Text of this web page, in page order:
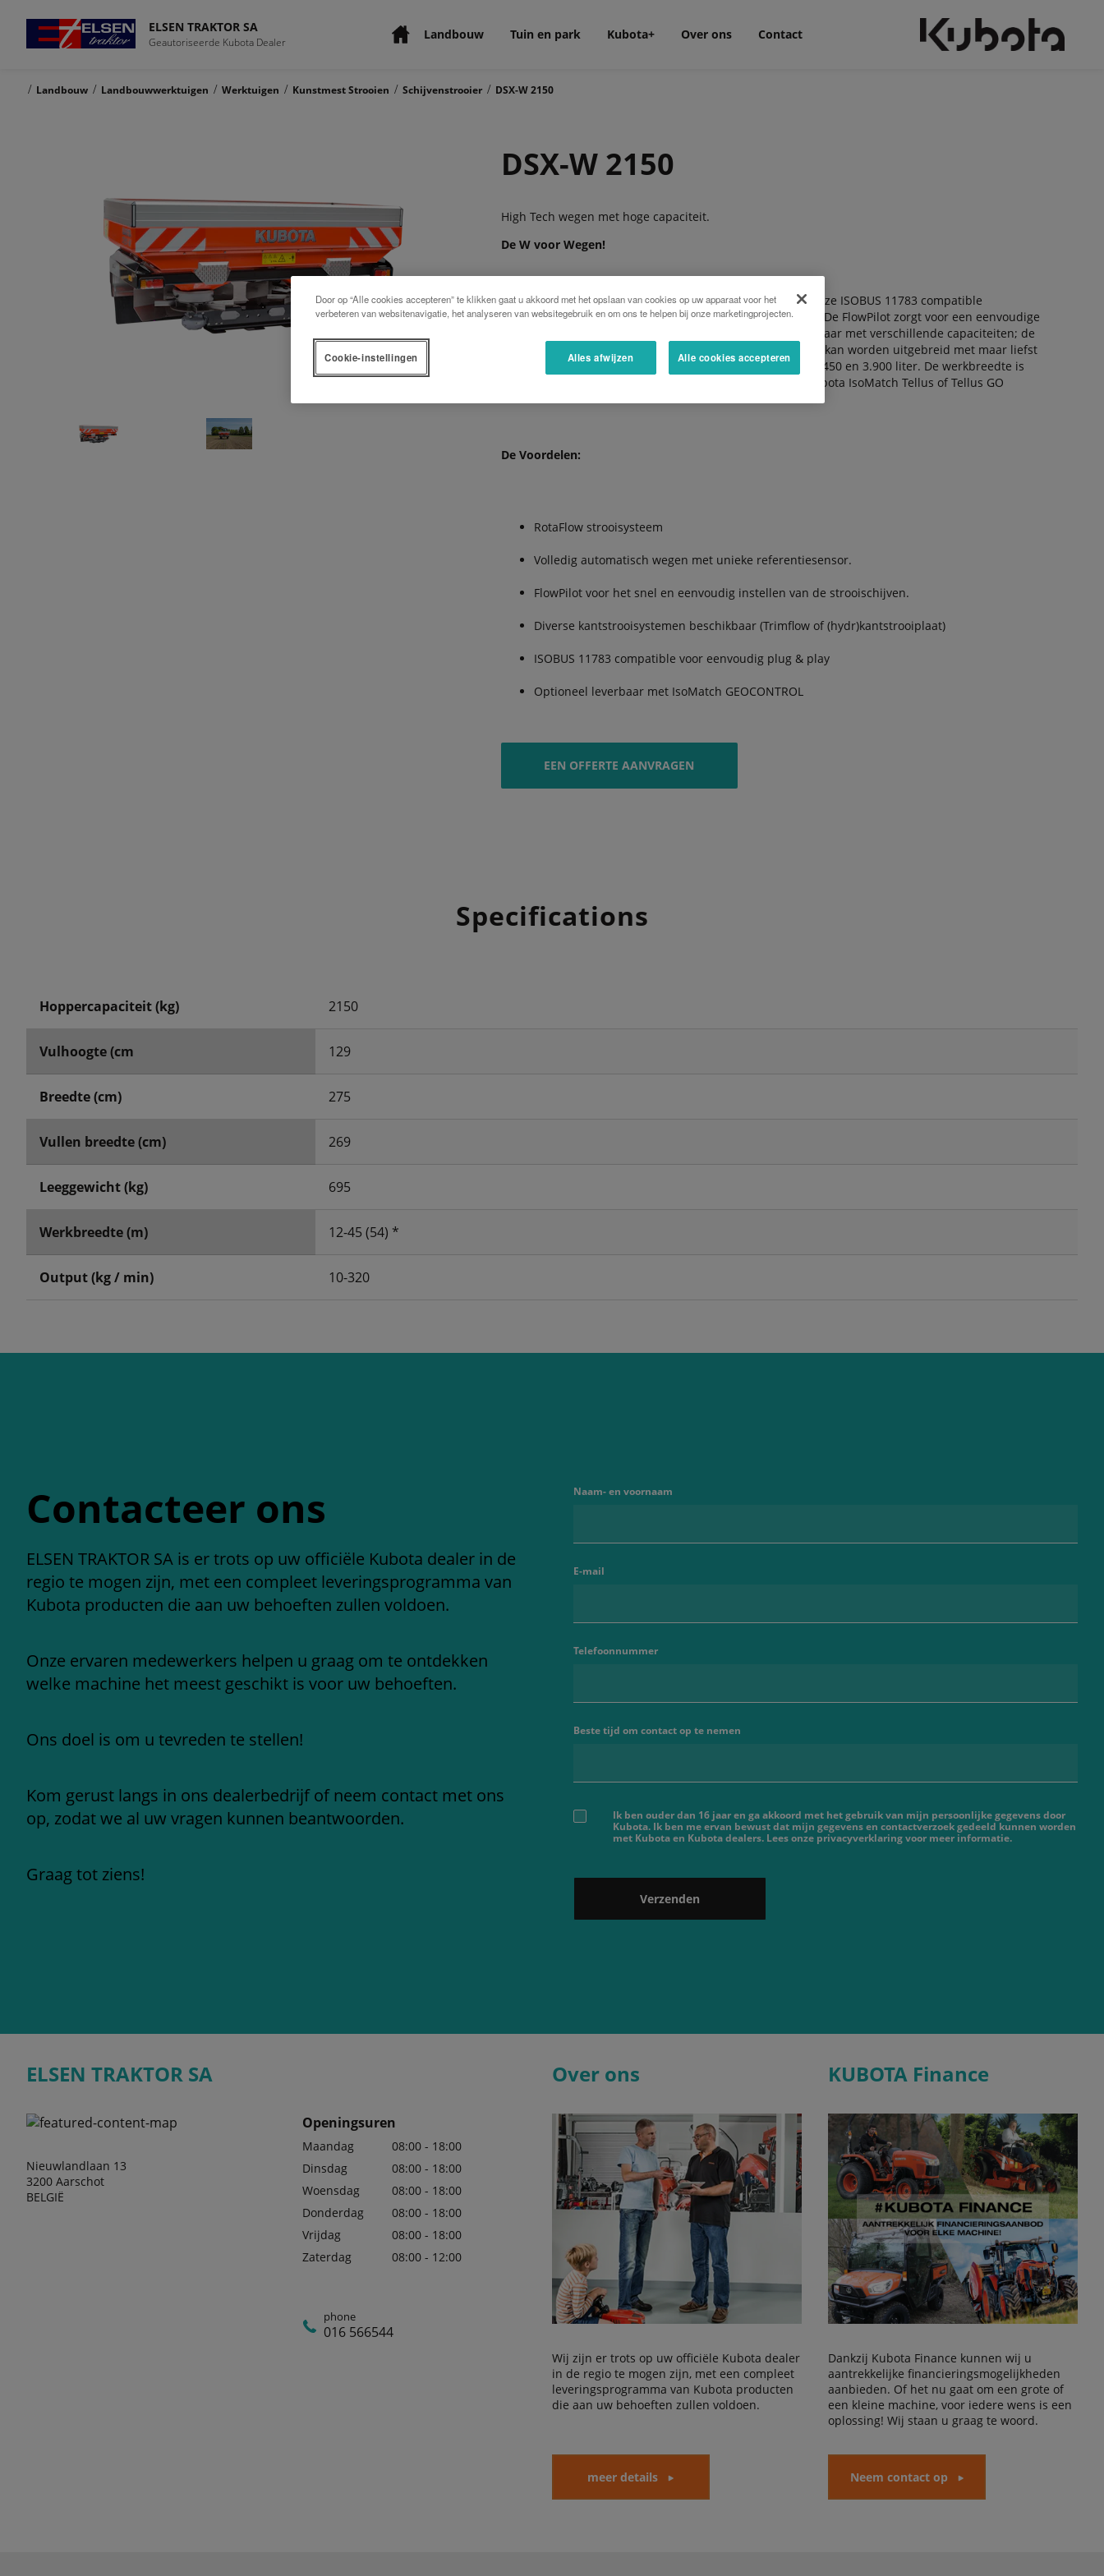
ELSEN TRAKTOR SA
Geautoriseerde Kubota Dealer Landbouw Tuin en park Kubota+ Over ons Contact
/ Landbouw / Landbouwwerktuigen / Werktuigen / Kunstmest Strooien / Schijvenstrooier / DSX-W 2150
DSX-W 2150
High Tech wegen met hoge capaciteit.
De W voor Wegen!
De DSX-W is het topmodel van de schijvenstrooierserie. Deze ISOBUS 11783 compatible
weegstrooier is voorzien van een unieke referentiesensor. De FlowPilot zorgt voor een eenvoudige
en snelle instelling van de strooischijven. De kuip is leverbaar met verschillende capaciteiten; de
basis is 1500 of 1875 liter (afhankelijk van kuipbreedte) en kan worden uitgebreid met maar liefst
3 aluminium opzetranden tot een maximale inhoud van 3.450 en 3.900 liter. De werkbreedte is
van 12 tot 54m. De DSX-W kan worden bediend met de Kubota IsoMatch Tellus of Tellus GO
De Voordelen:
RotaFlow strooisysteem
Volledig automatisch wegen met unieke referentiesensor.
FlowPilot voor het snel en eenvoudig instellen van de strooischijven.
Diverse kantstrooisystemen beschikbaar (Trimflow of (hydr)kantstrooiplaat)
ISOBUS 11783 compatible voor eenvoudig plug & play
Optioneel leverbaar met IsoMatch GEOCONTROL
EEN OFFERTE AANVRAGEN
Specifications
Hoppercapaciteit (kg) 2150
Vulhoogte (cm 129
Breedte (cm) 275
Vullen breedte (cm) 269
Leeggewicht (kg) 695
Werkbreedte (m) 12-45 (54) *
Output (kg / min) 10-320
Contacteer ons
ELSEN TRAKTOR SA is er trots op uw officiële Kubota dealer in de
regio te mogen zijn, met een compleet leveringsprogramma van
Kubota producten die aan uw behoeften zullen voldoen.
Onze ervaren medewerkers helpen u graag om te ontdekken
welke machine het meest geschikt is voor uw behoeften.
Ons doel is om u tevreden te stellen!
Kom gerust langs in ons dealerbedrijf of neem contact met ons
op, zodat we al uw vragen kunnen beantwoorden.
Graag tot ziens!
Naam- en voornaam
E-mail
Telefoonnummer
Beste tijd om contact op te nemen
Ik ben ouder dan 16 jaar en ga akkoord met het gebruik van mijn persoonlijke gegevens door
Kubota. Ik ben me ervan bewust dat mijn gegevens en contactverzoek gedeeld kunnen worden
met Kubota en Kubota dealers. Lees onze privacyverklaring voor meer informatie.
Verzenden
ELSEN TRAKTOR SA
Nieuwlandlaan 13
3200 Aarschot
BELGIË
Openingsuren
Maandag
08:00 - 18:00
Dinsdag
08:00 - 18:00
Woensdag
08:00 - 18:00
Donderdag
08:00 - 18:00
Vrijdag
08:00 - 18:00
Zaterdag
08:00 - 12:00
phone
016 566544
Over ons
Wij zijn er trots op uw officiële Kubota dealer
in de regio te mogen zijn, met een compleet
leveringsprogramma van Kubota producten
die aan uw behoeften zullen voldoen.
meer details
KUBOTA Finance
Dankzij Kubota Finance kunnen wij u
aantrekkelijke financieringsmogelijkheden
aanbieden. Of het nu gaat om een grote of
een kleine machine, voor iedere wens is een
oplossing! Wij staan u graag te woord.
Neem contact op
Door op “Alle cookies accepteren” te klikken gaat u akkoord met het opslaan van cookies op uw apparaat voor het
verbeteren van websitenavigatie, het analyseren van websitegebruik en om ons te helpen bij onze marketingprojecten.
Alles afwijzen Alle cookies accepteren
Cookie-instellingen